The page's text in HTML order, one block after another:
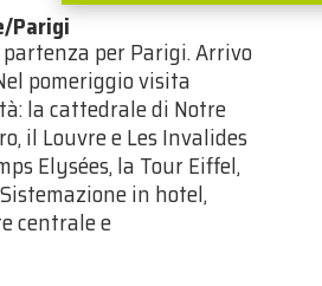
Parigi
per Parigi. Arrivo
pomeriggio visita
la cattedrale di Notre
il Louvre e Les Invalides
Elysées, la Tour Eiffel,
in hotel,
centrale e